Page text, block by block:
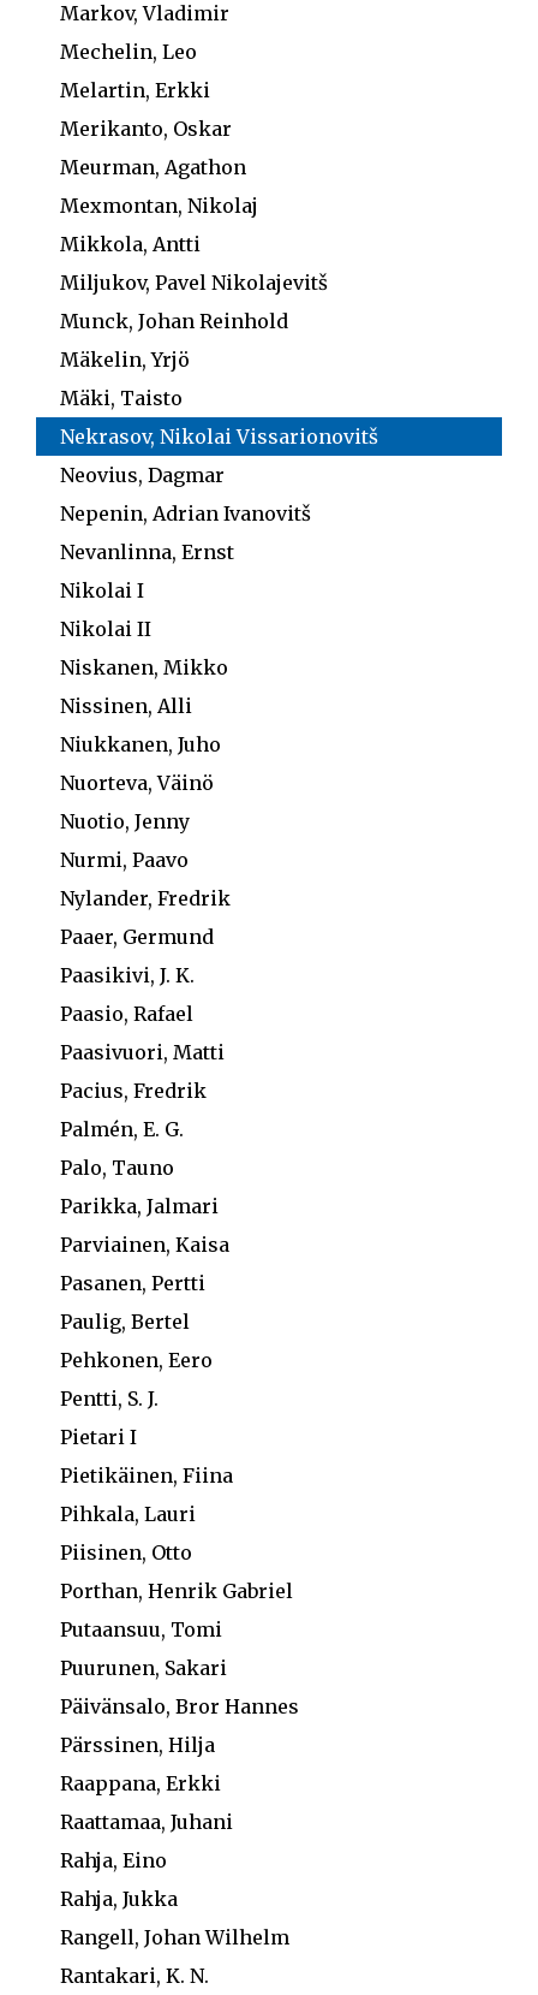
Markov, Vladimir
Mechelin, Leo
Melartin, Erkki
Merikanto, Oskar
Meurman, Agathon
Mexmontan, Nikolaj
Mikkola, Antti
Miljukov, Pavel Nikolajevitš
Munck, Johan Reinhold
Mäkelin, Yrjö
Mäki, Taisto
Nekrasov, Nikolai Vissarionovitš
Neovius, Dagmar
Nepenin, Adrian Ivanovitš
Nevanlinna, Ernst
Nikolai I
Nikolai II
Niskanen, Mikko
Nissinen, Alli
Niukkanen, Juho
Nuorteva, Väinö
Nuotio, Jenny
Nurmi, Paavo
Nylander, Fredrik
Paaer, Germund
Paasikivi, J. K.
Paasio, Rafael
Paasivuori, Matti
Pacius, Fredrik
Palmén, E. G.
Palo, Tauno
Parikka, Jalmari
Parviainen, Kaisa
Pasanen, Pertti
Paulig, Bertel
Pehkonen, Eero
Pentti, S. J.
Pietari I
Pietikäinen, Fiina
Pihkala, Lauri
Piisinen, Otto
Porthan, Henrik Gabriel
Putaansuu, Tomi
Puurunen, Sakari
Päivänsalo, Bror Hannes
Pärssinen, Hilja
Raappana, Erkki
Raattamaa, Juhani
Rahja, Eino
Rahja, Jukka
Rangell, Johan Wilhelm
Rantakari, K. N.